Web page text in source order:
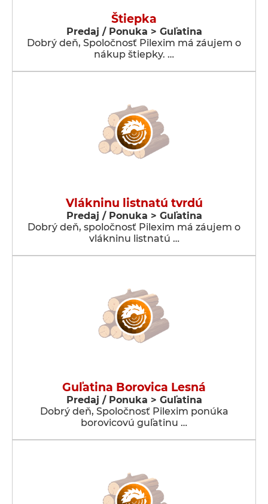
Štiepka
Predaj / Ponuka > Guľatina
Dobrý deň, Spoločnosť Pilexim má záujem o
nákup štiepky. …
Vlákninu listnatú tvrdú
Predaj / Ponuka > Guľatina
Dobrý deň, spoločnosť Pilexim má záujem o
vlákninu listnatú …
Guľatina Borovica Lesná
Predaj / Ponuka > Guľatina
Dobrý deň, Spoločnosť Pilexim ponúka
borovicovú guľatinu …